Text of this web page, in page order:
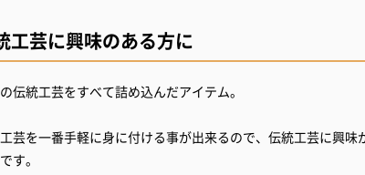
工芸に興味のある方に
伝統工芸をすべて詰め込んだアイテム。
芸を一番手軽に身に付ける事が出来るので、伝統工芸に興
す。